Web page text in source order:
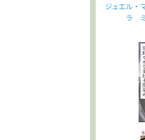
ジュエル
ラ